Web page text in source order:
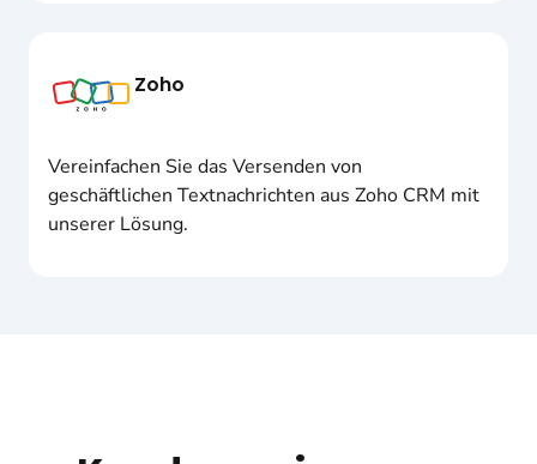
Zoho
Vereinfachen Sie das Versenden von
geschäftlichen Textnachrichten aus Zoho CRM mit
unserer Lösung.